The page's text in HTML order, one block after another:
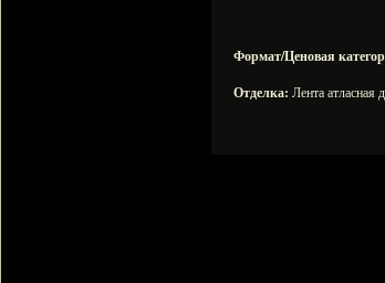
Формат/Ценовая
Отделка: Лента атласная